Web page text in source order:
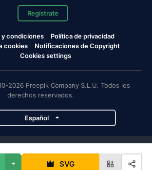
SVG
Regístrate
y condiciones
Política de privacidad
cookies
Notificaciones de Copyright
Cookies settings
2026 Freepik Company S.L.U. Todos los
derechos reservados.
Español